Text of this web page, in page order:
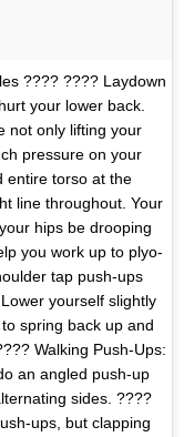
???? ???? Laydown
your lower back.
not only lifting your
pressure on your
entire torso at the
line throughout. Your
hips be drooping
you work up to plyo-
tap push-ups
yourself slightly
spring back up and
Walking Push-Ups:
an angled push-up
sides. ????
ups, but clapping